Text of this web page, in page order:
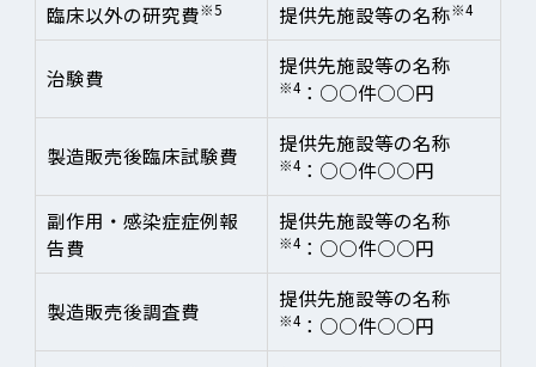
臨床以外の研究費※5 提供先施設等の名称※4
治験費 提供先施設等の名称
※4 ：○○件○○円
製造販売後臨床試験費 提供先施設等の名称
※4 ：○○件○○円
副作用・感染症症例報
告費
提供先施設等の名称
※4 ：○○件○○円
製造販売後調査費 提供先施設等の名称
※4 ：○○件○○円